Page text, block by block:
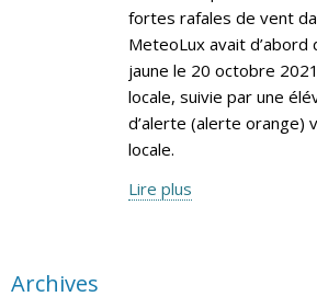
fortes rafales de vent
MeteoLux avait d’abord
jaune le 20 octobre
locale, suivie par une
d’alerte (alerte orange)
locale.
Lire plus
Archives